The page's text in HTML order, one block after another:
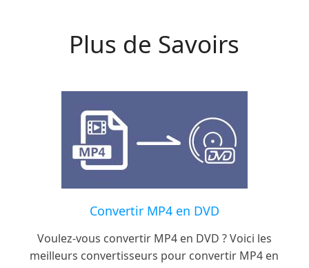
Plus de Savoirs
Convertir MP4 en DVD
Voulez-vous convertir MP4 en DVD ? Voici les
meilleurs convertisseurs pour convertir MP4 en